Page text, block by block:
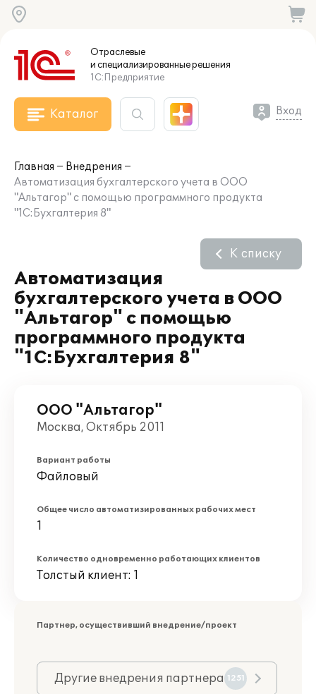
Отраслевые
и специализированныерешения
1С:Предприятие
Каталог Вход
Главная
Внедрения
Автоматизация бухгалтерского учета в ООО
"Альтагор" с помощью программного продукта
"1С:Бухгалтерия 8"
Автоматизация
бухгалтерского учета в ООО
"Альтагор" с помощью
программного продукта
"1С:Бухгалтерия 8"
К списку
ООО "Альтагор"
Москва, Октябрь 2011
Вариант работы
Файловый
Общее число автоматизированных рабочих мест
1
Количество одновременно работающих клиентов
Толстый клиент: 1
Партнер, осуществивший внедрение/проект
Другие внедрения партнера 1251